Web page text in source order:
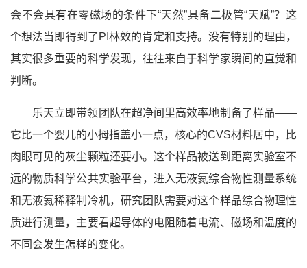
会不会具有在零磁场的条件下“天然”具备二极管“天赋”？这
个想法当即得到了PI林效的肯定和支持。没有特别的理由，
其实很多重要的科学发现，往往来自于科学家瞬间的直觉和
判断。
乐天立即带领团队在超净间里高效率地制备了样品——
它比一个婴儿的小拇指盖小一点，核心的CVS材料居中，比
肉眼可见的灰尘颗粒还要小。这个样品被送到距离实验室不
远的物质科学公共实验平台，进入无液氦综合物性测量系统
和无液氦稀释制冷机，研究团队需要对这个样品综合物理性
质进行测量，主要看超导体的电阻随着电流、磁场和温度的
不同会发生怎样的变化。